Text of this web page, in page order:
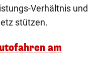
Verhältnis und
stützen.
am